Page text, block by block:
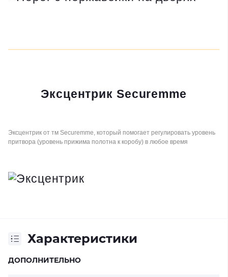
Эксцентрик Securemme
Эксцентрик от тм Securemme, который помогает регулировать уровень
притвора (уровень прижима полотна к коробу) в любое время
Характеристики
ДОПОЛНИТЕЛЬНО